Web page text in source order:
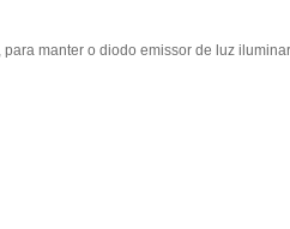
manter o diodo emissor de luz